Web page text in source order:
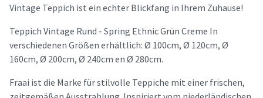
Vintage Teppich ist ein echter Blickfang in Ihrem Zuhause!
Teppich Vintage Rund - Spring Ethnic Grün Creme In
verschiedenen Größen erhältlich: Ø 100cm, Ø 120cm, Ø
160cm, Ø 200cm, Ø 240cm en Ø 280cm.
Fraai ist die Marke für stilvolle Teppiche mit einer frischen,